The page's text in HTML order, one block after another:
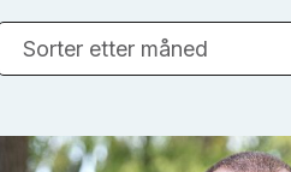
Sorter etter måned